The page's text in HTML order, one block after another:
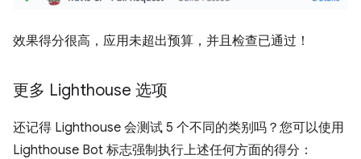
效果得分很高，应用未超出预算，并且检查已通过！
更多 Lighthouse 选项
还记得 Lighthouse 会测试 5 个不同的类别吗？您可以使用
Lighthouse Bot 标志强制执行上述任何方面的得分：